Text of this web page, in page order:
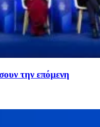
την επόμενη